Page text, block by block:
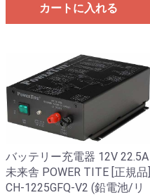
カートに入れる
バッテリー充電器 12V 22.5A
未来舎 POWER TITE [正規品]
CH-1225GFQ-V2 (鉛電池/リ